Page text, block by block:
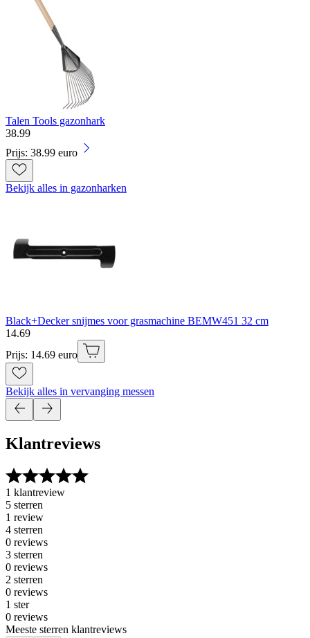
Talen Tools gazonhark
38.99
Prijs: 38.99 euro
Bekijk alles in gazonharken
Black+Decker snijmes voor grasmachine BEMW451 32 cm
14.69
Prijs: 14.69 euro
Bekijk alles in vervanging messen
Klantreviews
1 klantreview
5 sterren
1 review
4 sterren
0 reviews
3 sterren
0 reviews
2 sterren
0 reviews
1 ster
0 reviews
Meeste sterren klantreviews